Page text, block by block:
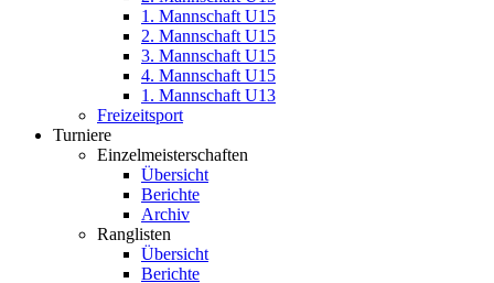
1. Mannschaft U15
2. Mannschaft U15
3. Mannschaft U15
4. Mannschaft U15
1. Mannschaft U13
Freizeitsport
Turniere
Einzelmeisterschaften
Übersicht
Berichte
Archiv
Ranglisten
Übersicht
Berichte